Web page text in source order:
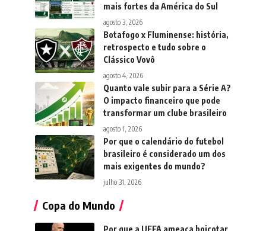
mais fortes da América do Sul
agosto 3, 2026
Botafogo x Fluminense: história,
retrospecto e tudo sobre o
Clássico Vovô
agosto 4, 2026
Quanto vale subir para a Série A?
O impacto financeiro que pode
transformar um clube brasileiro
agosto 1, 2026
Por que o calendário do futebol
brasileiro é considerado um dos
mais exigentes do mundo?
julho 31, 2026
Copa do Mundo
Por que a UEFA ameaça boicotar